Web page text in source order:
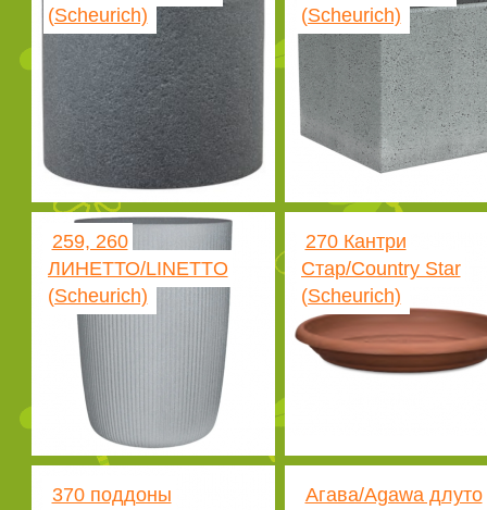
(Scheurich)
(Scheurich)
259, 260
ЛИНЕТТО/LINETTO
(Scheurich)
270 Кантри
Стар/Country Star
(Scheurich)
370 поддоны
Агава/Agawa длуто